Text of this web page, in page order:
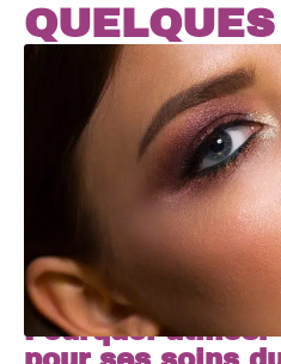
Pourquoi utiliser